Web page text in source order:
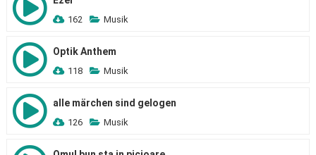
162 Musik
Optik Anthem
118 Musik
alle märchen sind gelogen
126 Musik